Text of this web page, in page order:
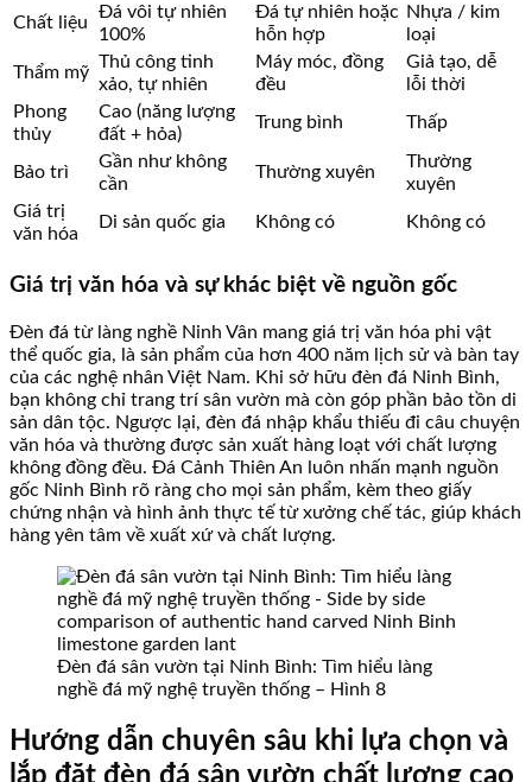
Chất liệu
Đá vôi tự nhiên
100%
Đá tự nhiên hoặc
hỗn hợp
Nhựa / kim
loại
Thẩm mỹ
Thủ công tinh
xảo, tự nhiên
Máy móc, đồng
đều
Giả tạo, dễ
lỗi thời
Phong
thủy
Cao (năng lượng
đất + hỏa)
Trung bình Thấp
Bảo trì
Gần như không
cần
Thường xuyên
Thường
xuyên
Giá trị
văn hóa
Di sản quốc gia Không có Không có
Giá trị văn hóa và sự khác biệt về nguồn gốc
Đèn đá từ làng nghề Ninh Vân mang giá trị văn hóa phi vật
thể quốc gia, là sản phẩm của hơn 400 năm lịch sử và bàn tay
của các nghệ nhân Việt Nam. Khi sở hữu đèn đá Ninh Bình,
bạn không chỉ trang trí sân vườn mà còn góp phần bảo tồn di
sản dân tộc. Ngược lại, đèn đá nhập khẩu thiếu đi câu chuyện
văn hóa và thường được sản xuất hàng loạt với chất lượng
không đồng đều. Đá Cảnh Thiên An luôn nhấn mạnh nguồn
gốc Ninh Bình rõ ràng cho mọi sản phẩm, kèm theo giấy
chứng nhận và hình ảnh thực tế từ xưởng chế tác, giúp khách
hàng yên tâm về xuất xứ và chất lượng.
Đèn đá sân vườn tại Ninh Bình: Tìm hiểu làng
nghề đá mỹ nghệ truyền thống – Hình 8
Hướng dẫn chuyên sâu khi lựa chọn và
lắp đặt đèn đá sân vườn chất lượng cao